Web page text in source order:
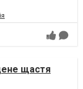
щастя